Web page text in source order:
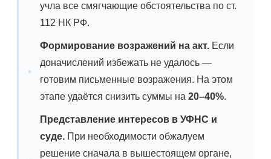
учла все смягчающие обстоятельства по ст.
112 НК РФ.
Формирование возражений на акт. Если
доначислений избежать не удалось —
готовим письменные возражения. На этом
этапе удаётся снизить суммы на 20–40%.
Представление интересов в УФНС и
суде. При необходимости обжалуем
решение сначала в вышестоящем органе,